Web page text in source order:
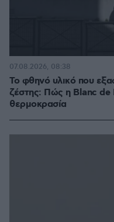
Το φθηνό υλικό που
ζέστης: Πώς η Blanc de
θερμοκρασία
07.08.2026, 08:38